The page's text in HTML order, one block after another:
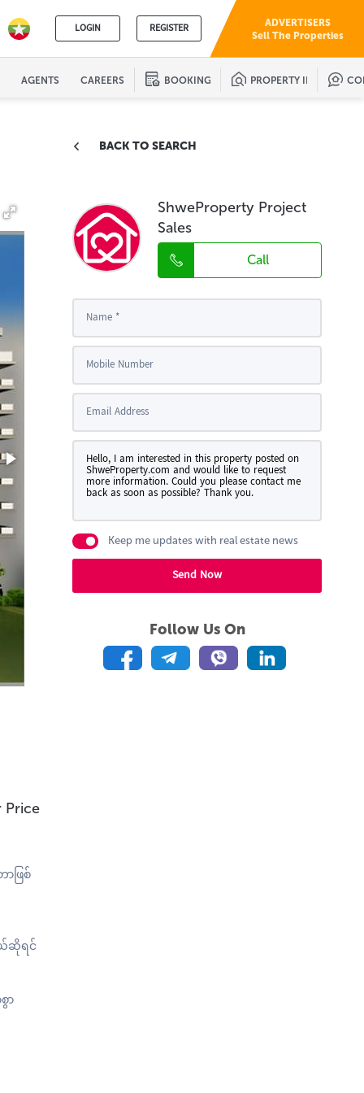
LOGIN REGISTER
ADVERTISERS
Sell The Properties
AGENTS CAREERS BOOKINGS PROPERTY ID
BACK TO SEARCH
Price
ဖြစ်
ယ်ဆိုရင်
ာ
ShweProperty Project
Sales
Call
Keep me updates with real estate news
Send Now
Follow Us On